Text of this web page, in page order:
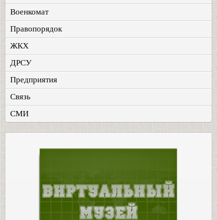
Военкомат
Правопорядок
ЖКХ
ДРСУ
Предприятия
Связь
СМИ